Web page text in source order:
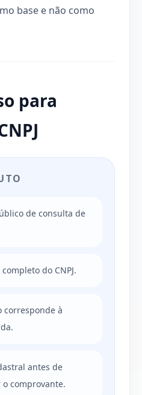
base e não como
para
de consulta de
do CNPJ.
corresponde à
antes de
comprovante.